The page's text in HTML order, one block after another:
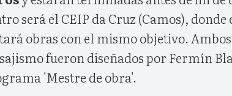
será el CEIP da Cruz (Camos),
obras con el mismo objetivo.
fueron diseñados por Fermín
'Mestre de obra'.